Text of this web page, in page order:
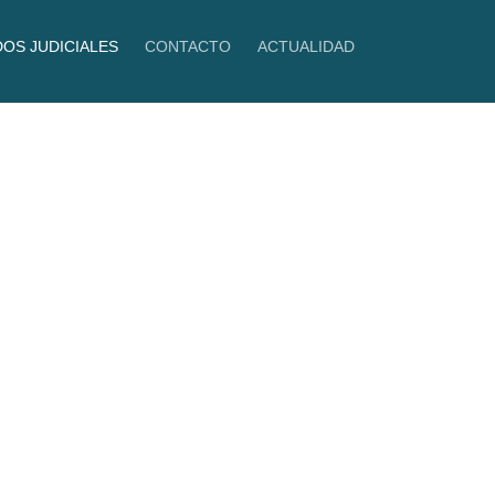
JUDICIALES CONTACTO ACTUALIDAD